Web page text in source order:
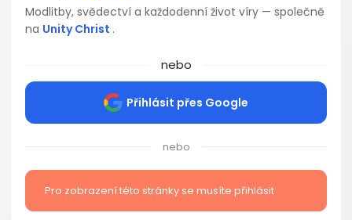
Modlitby, svědectví a každodenní život víry — společně
na Unity Christ .
nebo
Přihlásit přes Google
nebo
Pro zobrazení této stránky se musíte přihlásit